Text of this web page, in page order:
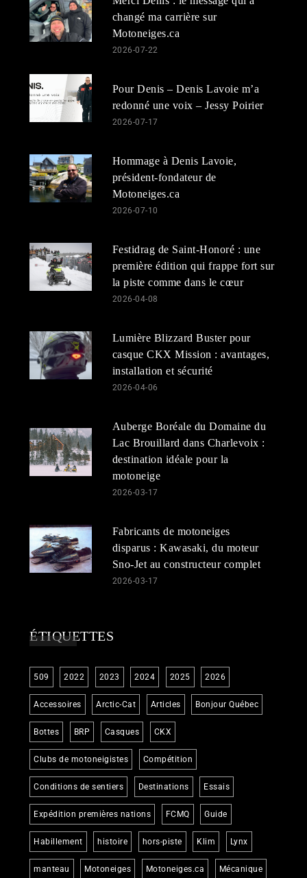
changé ma carrière sur
Motoneiges.ca
2026-07-22
Pour Denis – Denis Lavoie m’a
redonné une voix – Jessy Poirier
2026-07-17
Hommage à Denis Lavoie,
président-fondateur de
Motoneiges.ca
2026-07-10
Festidrag de Saint-Honoré : une
première édition qui frappe fort sur
la piste comme dans le cœur
2026-04-08
Lumière Blizzard Buster pour
casque CKX Mission : avantages,
installation et sécurité
2026-04-06
Auberge Boréale du Domaine du
Lac Brouillard dans Charlevoix :
destination idéale pour la
motoneige
2026-03-17
Fabricants de motoneiges
disparus : Kawasaki, du moteur
Sno-Jet au constructeur complet
2026-03-17
ÉTIQUETTES
509 2022 2023 2024 2025 2026
Accessoires Arctic-Cat Articles Bonjour Québec
Bottes BRP Casques CKX
Clubs de motoneigistes Compétition
Conditions de sentiers Destinations Essais
Expédition premières nations FCMQ Guide
Habillement histoire hors-piste Klim Lynx
manteau Motoneiges Motoneiges.ca Mécanique